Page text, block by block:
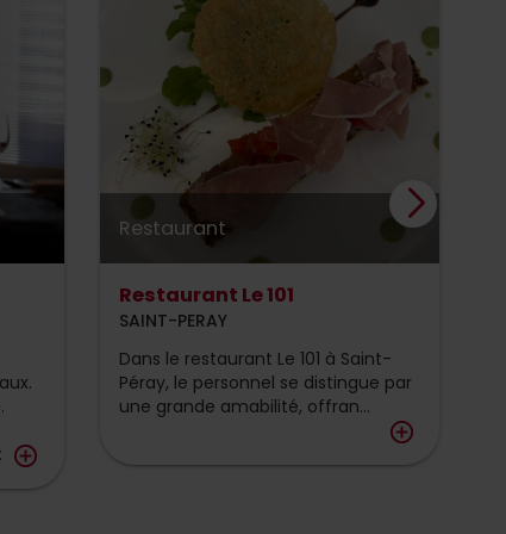
add_circle_outline
Restaurant
Restaurant Le 101
SAINT-PERAY
Dans le restaurant Le 101 à Saint-
Péray, le personnel se distingue par
une grande amabilité, offran...
add_circle_outline